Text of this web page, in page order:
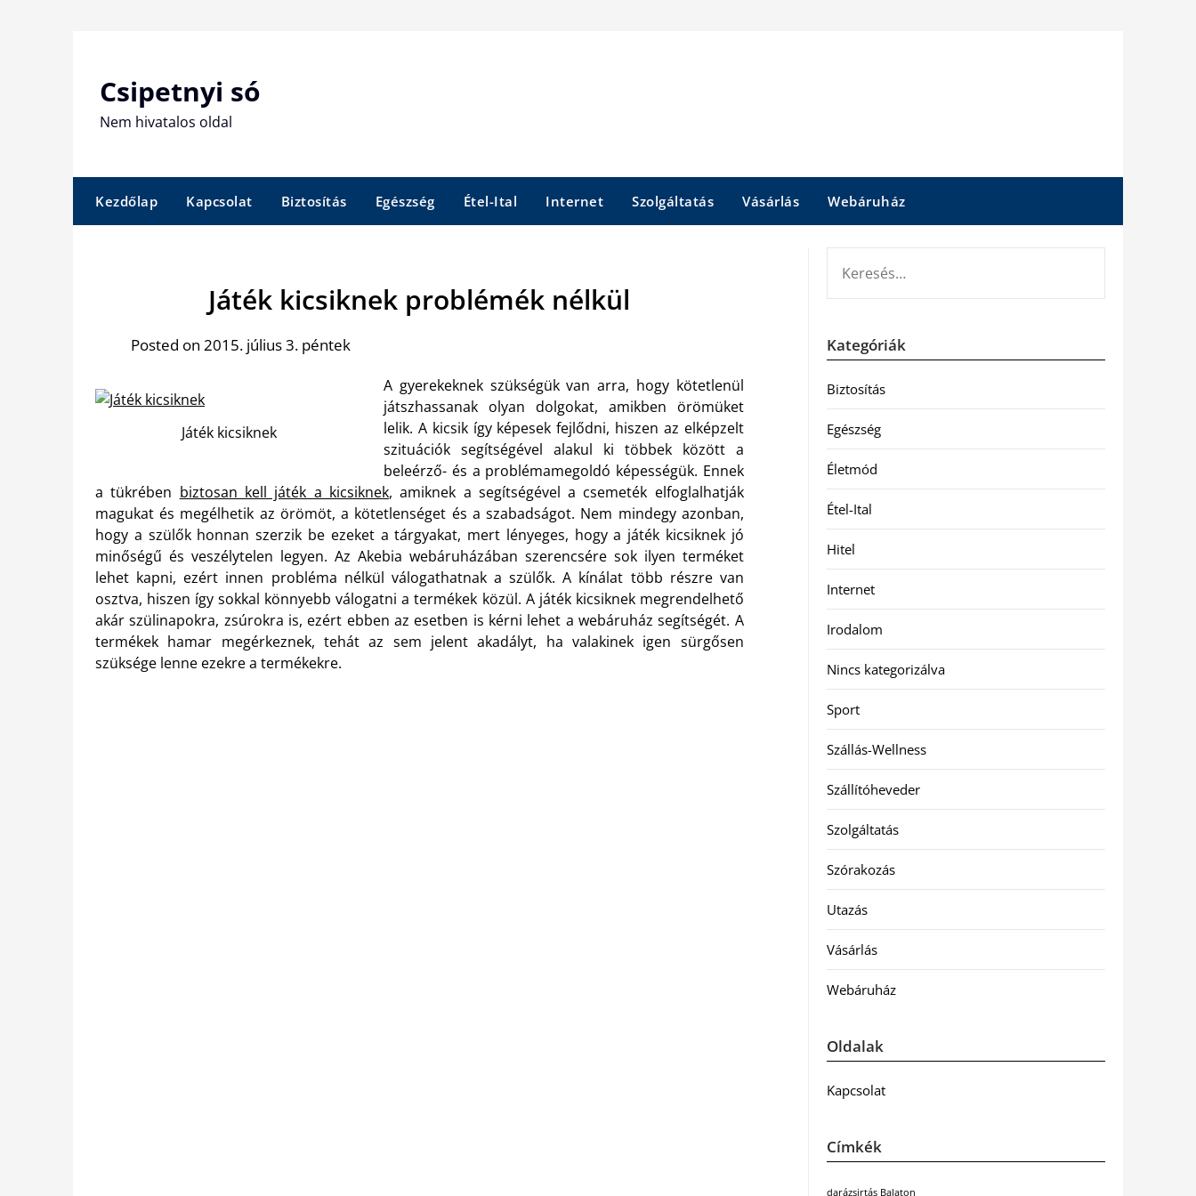
Csipetnyi só
Nem hivatalos oldal
Kezdőlap Kapcsolat Biztosítás Egészség Étel-Ital Internet Szolgáltatás Vásárlás Webáruház
Játék kicsiknek problémék nélkül
Posted on 2015. július 3. péntek
Játék kicsiknek
A gyerekeknek szükségük van arra, hogy kötetlenül
játszhassanak olyan dolgokat, amikben örömüket
lelik. A kicsik így képesek fejlődni, hiszen az elképzelt
szituációk segítségével alakul ki többek között a
beleérző- és a problémamegoldó képességük. Ennek
a tükrében biztosan kell játék a kicsiknek, amiknek a segítségével a csemeték elfoglalhatják
magukat és megélhetik az örömöt, a kötetlenséget és a szabadságot. Nem mindegy azonban,
hogy a szülők honnan szerzik be ezeket a tárgyakat, mert lényeges, hogy a játék kicsiknek jó
minőségű és veszélytelen legyen. Az Akebia webáruházában szerencsére sok ilyen terméket
lehet kapni, ezért innen probléma nélkül válogathatnak a szülők. A kínálat több részre van
osztva, hiszen így sokkal könnyebb válogatni a termékek közül. A játék kicsiknek megrendelhető
akár szülinapokra, zsúrokra is, ezért ebben az esetben is kérni lehet a webáruház segítségét. A
termékek hamar megérkeznek, tehát az sem jelent akadályt, ha valakinek igen sürgősen
szüksége lenne ezekre a termékekre.
Kategóriák
Biztosítás
Egészség
Életmód
Étel-Ital
Hitel
Internet
Irodalom
Nincs kategorizálva
Sport
Szállás-Wellness
Szállítóheveder
Szolgáltatás
Szórakozás
Utazás
Vásárlás
Webáruház
Oldalak
Kapcsolat
Címkék
darázsirtás Balaton